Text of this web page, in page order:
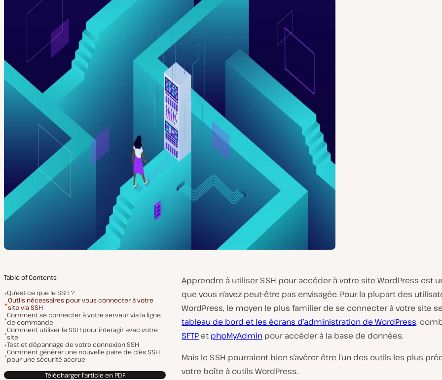
Table of Contents
Qu’est-ce que le SSH ?
Outils nécessaires pour vous connecter à votre
site via SSH
Comment se connecter à votre serveur via la ligne
de commande
Comment utiliser le SSH pour interagir avec votre
site
Test et dépannage de votre connexion SSH
Comment générer une nouvelle paire de clés SSH
pour une sécurité accrue
Télécharger l'article en PDF
Apprendre à utiliser SSH pour accéder à votre site WordPress est
que vous n’avez peut-être pas envisagée. Pour la plupart des
WordPress, le moyen le plus familier de se connecter à votre site
tableau de bord et les écrans d’administration de WordPress,
SFTP et phpMyAdmin pour accéder à la base de données.
Mais le SSH pourraient bien s’avérer être l’un des outils les plus
votre boîte à outils WordPress.